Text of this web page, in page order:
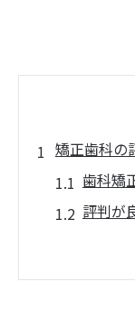
矯正歯科の
歯科矯
評判が
歯科